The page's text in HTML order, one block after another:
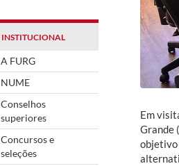
INSTITUCIONAL
A FURG
NUME
Conselhos
superiores
Concursos e
seleções
Em
Grande
objetivo